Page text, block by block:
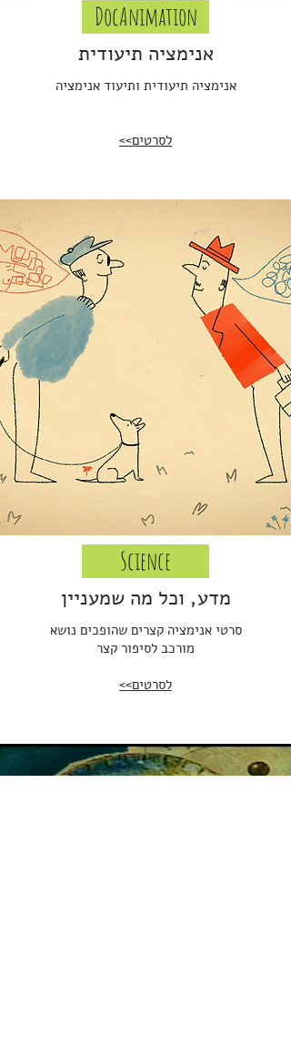
DocAnimation
אנימציה תיעודית
אנימציה תיעודית ותיעוד אנימציה
לסרטים>>
Science
מדע, וכל מה שמעניין
סרטי אנימציה קצרים שהופכים נושא
מורכב לסיפור קצר
לסרטים>>